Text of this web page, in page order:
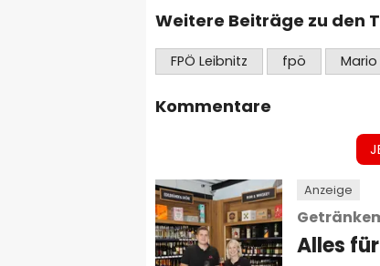
bleiben und gleichzeitig neue
Weitere Beiträge zu den
FPÖ Leibnitz fpö Mario
Kommentare
Anzeige
Alles